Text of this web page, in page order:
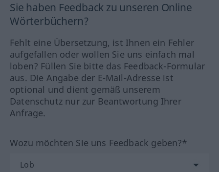
Sie haben Feedback zu unseren Online
Wörterbüchern?
Fehlt eine Übersetzung, ist Ihnen ein Fehler
aufgefallen oder wollen Sie uns einfach mal
loben? Füllen Sie bitte das Feedback-Formular
aus. Die Angabe der E-Mail-Adresse ist
optional und dient gemäß unserem
Datenschutz nur zur Beantwortung Ihrer
Anfrage.
Wozu möchten Sie uns Feedback geben?*